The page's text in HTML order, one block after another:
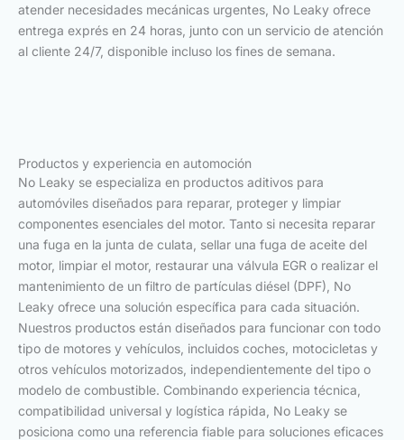
atender necesidades mecánicas urgentes, No Leaky ofrece
entrega exprés en 24 horas, junto con un servicio de atención
al cliente 24/7, disponible incluso los fines de semana.
Productos y experiencia en automoción
No Leaky se especializa en productos aditivos para
automóviles diseñados para reparar, proteger y limpiar
componentes esenciales del motor. Tanto si necesita reparar
una fuga en la junta de culata, sellar una fuga de aceite del
motor, limpiar el motor, restaurar una válvula EGR o realizar el
mantenimiento de un filtro de partículas diésel (DPF), No
Leaky ofrece una solución específica para cada situación.
Nuestros productos están diseñados para funcionar con todo
tipo de motores y vehículos, incluidos coches, motocicletas y
otros vehículos motorizados, independientemente del tipo o
modelo de combustible. Combinando experiencia técnica,
compatibilidad universal y logística rápida, No Leaky se
posiciona como una referencia fiable para soluciones eficaces